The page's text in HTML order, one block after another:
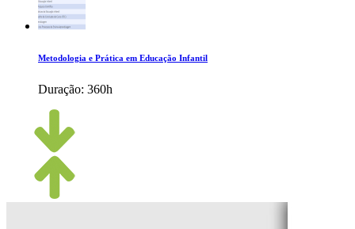
Metodologia e Prática em Educação Infantil
Duração: 360h